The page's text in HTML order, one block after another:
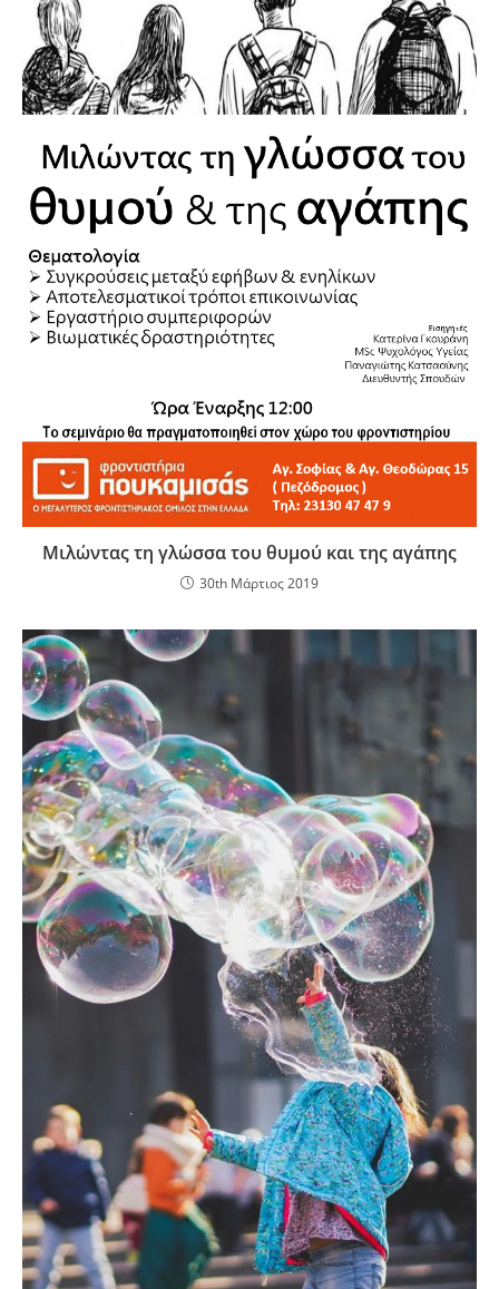
Μιλώντας τη γλώσσα του θυμού και της αγάπης
30th Μάρτιος 2019